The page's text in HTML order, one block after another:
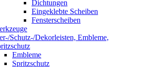
Dichtungen
Eingeklebte Scheiben
Fensterscheiben
Schutz-/Dekorleisten, Embleme,
Embleme
Spritzschutz